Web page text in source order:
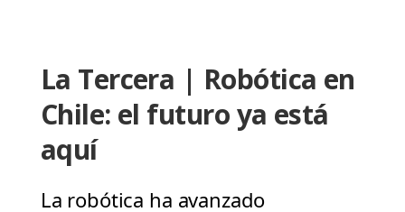
La Tercera | Robótica en
Chile: el futuro ya está
aquí
La robótica ha avanzado